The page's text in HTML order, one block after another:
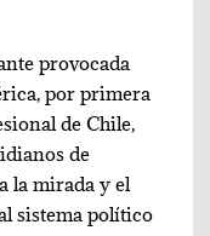
provocada
por primera
de Chile,
de
la mirada y el
sistema político